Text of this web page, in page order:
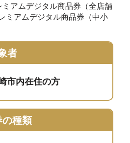
アムデジタル商品券（全店舗
ミアムデジタル商品券（中小
者
市内在住の方
の種類